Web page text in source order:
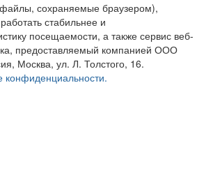
сохраняемые браузером),
стабильнее и
посещаемости, а также сервис веб-
предоставляемый компанией ООО
Москва, ул. Л. Толстого, 16.
конфиденциальности.